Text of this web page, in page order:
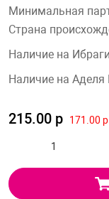
Минимальная
Страна
Наличие на
Наличие на Аделя
215.00 р 171.00 р